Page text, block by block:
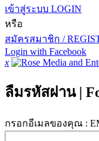
เข้าสู่ระบบ LOGIN
หรือ
สมัครสมาชิก /
Login with Facebook
x
ลืมรหัสผ่าน |
กรอกอีเมลของคุณ :